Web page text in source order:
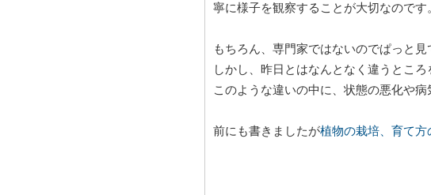
寧に様子を観察することが大切なのです
もちろん、専門家ではないのでぱっと
しかし、昨日とはなんとなく違うとこ
このような違いの中に、状態の悪化や
前にも書きましたが植物の栽培、育て方